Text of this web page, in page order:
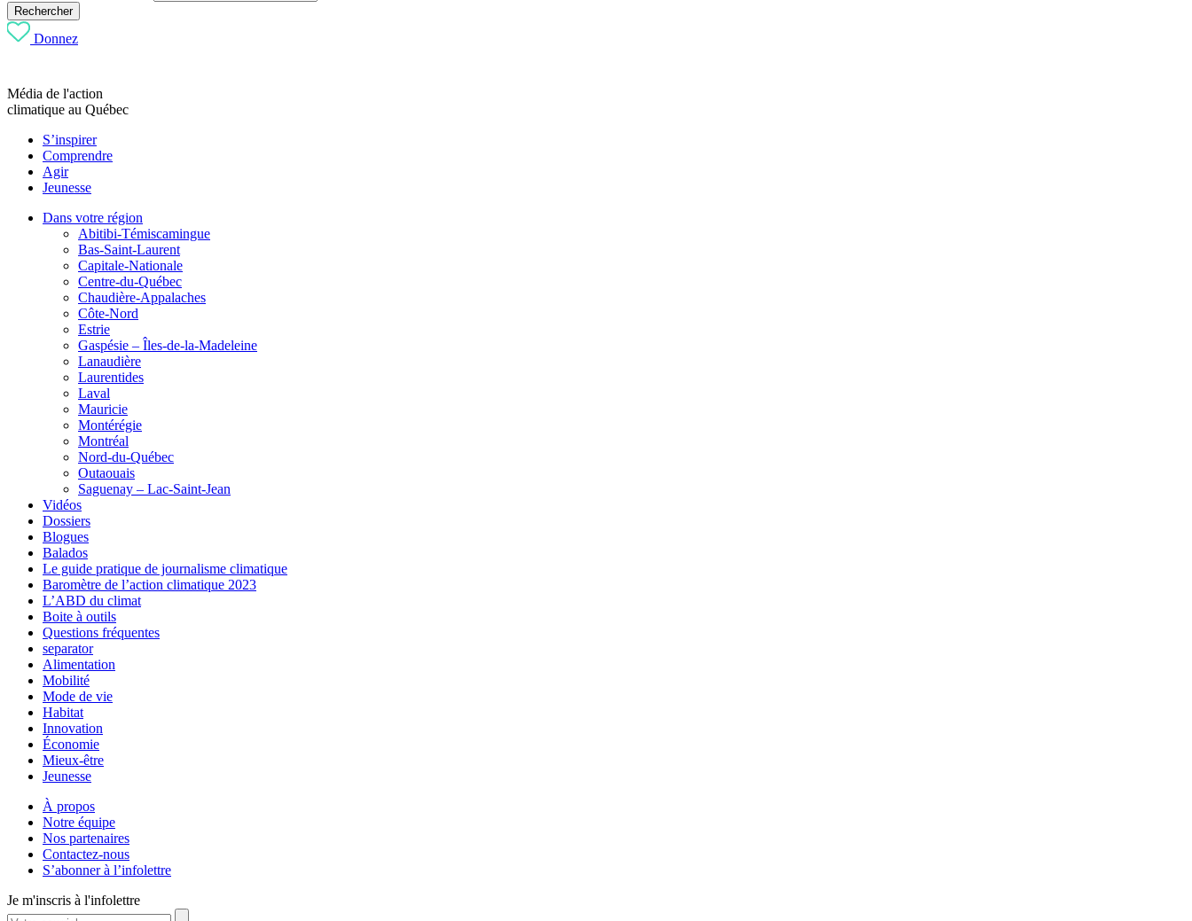
Rechercher
Donnez
Média de l'action
climatique au Québec
S’inspirer
Comprendre
Agir
Jeunesse
Dans votre région
Abitibi-Témiscamingue
Bas-Saint-Laurent
Capitale-Nationale
Centre-du-Québec
Chaudière-Appalaches
Côte-Nord
Estrie
Gaspésie – Îles-de-la-Madeleine
Lanaudière
Laurentides
Laval
Mauricie
Montérégie
Montréal
Nord-du-Québec
Outaouais
Saguenay – Lac-Saint-Jean
Vidéos
Dossiers
Blogues
Balados
Le guide pratique de journalisme climatique
Baromètre de l’action climatique 2023
L’ABD du climat
Boite à outils
Questions fréquentes
separator
Alimentation
Mobilité
Mode de vie
Habitat
Innovation
Économie
Mieux-être
Jeunesse
À propos
Notre équipe
Nos partenaires
Contactez-nous
S’abonner à l’infolettre
Je m'inscris à l'infolettre